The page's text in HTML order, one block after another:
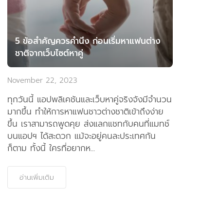
5 ข้อสำคัญควรคำนึง ก่อนเริ่มหาแฟนต่าง
ชาติจากเว็บไซต์หาคู่
November 22, 2023
ทุกวันนี้ แอปพลิเคชันและเว็บหาคู่จริงจังมีจำนวน
มากขึ้น ทำให้การหาแฟนชาวต่างชาติเข้าถึงง่าย
ขึ้น เราสามารถพูดคุย ส่งแลกแชทกับคนที่แมทช์
บนแอปฯ ได้สะดวก แม้จะอยู่คนละประเทศกัน
ก็ตาม ทั้งนี้ ใครที่อยากห...
อ่านเพิ่มเติม